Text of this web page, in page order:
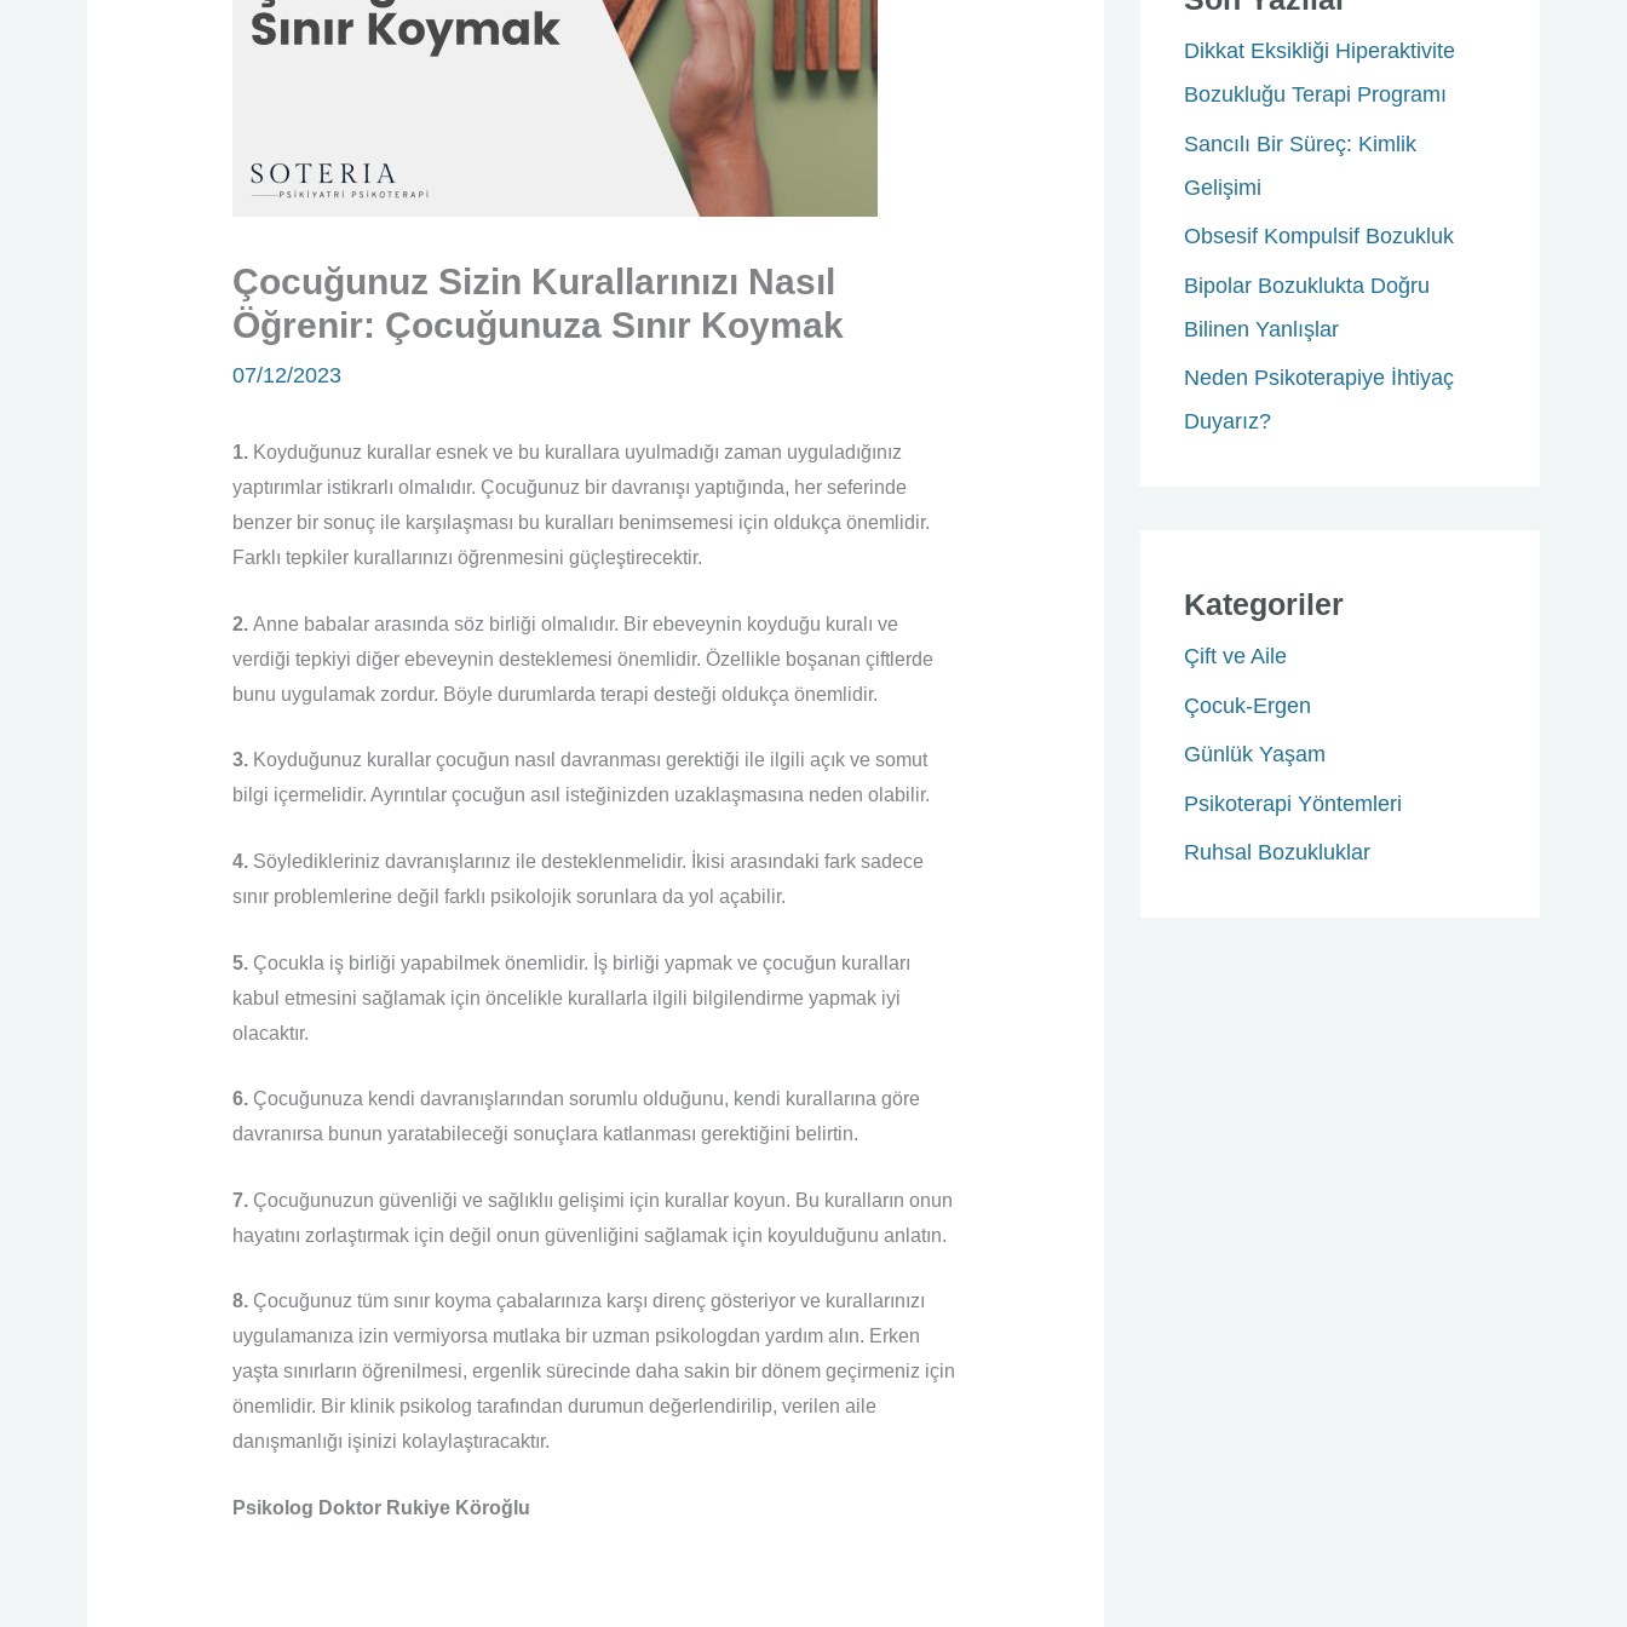
Çocuğunuz Sizin Kurallarınızı Nasıl
Öğrenir: Çocuğunuza Sınır Koymak
07/12/2023
1. Koyduğunuz kurallar esnek ve bu kurallara uyulmadığı zaman uyguladığınız
yaptırımlar istikrarlı olmalıdır. Çocuğunuz bir davranışı yaptığında, her seferinde
benzer bir sonuç ile karşılaşması bu kuralları benimsemesi için oldukça önemlidir.
Farklı tepkiler kurallarınızı öğrenmesini güçleştirecektir.
2. Anne babalar arasında söz birliği olmalıdır. Bir ebeveynin koyduğu kuralı ve
verdiği tepkiyi diğer ebeveynin desteklemesi önemlidir. Özellikle boşanan çiftlerde
bunu uygulamak zordur. Böyle durumlarda terapi desteği oldukça önemlidir.
3. Koyduğunuz kurallar çocuğun nasıl davranması gerektiği ile ilgili açık ve somut
bilgi içermelidir. Ayrıntılar çocuğun asıl isteğinizden uzaklaşmasına neden olabilir.
4. Söyledikleriniz davranışlarınız ile desteklenmelidir. İkisi arasındaki fark sadece
sınır problemlerine değil farklı psikolojik sorunlara da yol açabilir.
5. Çocukla iş birliği yapabilmek önemlidir. İş birliği yapmak ve çocuğun kuralları
kabul etmesini sağlamak için öncelikle kurallarla ilgili bilgilendirme yapmak iyi
olacaktır.
6. Çocuğunuza kendi davranışlarından sorumlu olduğunu, kendi kurallarına göre
davranırsa bunun yaratabileceği sonuçlara katlanması gerektiğini belirtin.
7. Çocuğunuzun güvenliği ve sağlıklıı gelişimi için kurallar koyun. Bu kuralların onun
hayatını zorlaştırmak için değil onun güvenliğini sağlamak için koyulduğunu anlatın.
8. Çocuğunuz tüm sınır koyma çabalarınıza karşı direnç gösteriyor ve kurallarınızı
uygulamanıza izin vermiyorsa mutlaka bir uzman psikologdan yardım alın. Erken
yaşta sınırların öğrenilmesi, ergenlik sürecinde daha sakin bir dönem geçirmeniz için
önemlidir. Bir klinik psikolog tarafından durumun değerlendirilip, verilen aile
danışmanlığı işinizi kolaylaştıracaktır.
Psikolog Doktor Rukiye Köroğlu
Dikkat Eksikliği Hiperaktivite
Bozukluğu Terapi Programı
Sancılı Bir Süreç: Kimlik
Gelişimi
Obsesif Kompulsif Bozukluk
Bipolar Bozuklukta Doğru
Bilinen Yanlışlar
Neden Psikoterapiye İhtiyaç
Duyarız?
Kategoriler
Çift ve Aile
Çocuk-Ergen
Günlük Yaşam
Psikoterapi Yöntemleri
Ruhsal Bozukluklar